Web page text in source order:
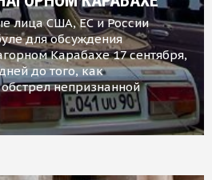
лица США, ЕС и России
для обсуждения
Карабахе 17 сентября,
до того, как
непризнанной